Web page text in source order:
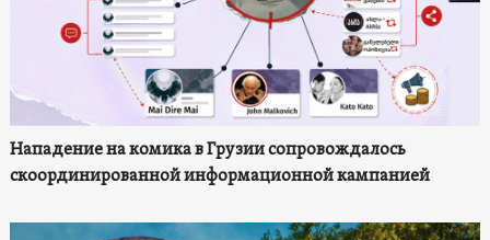
Нападение на комика в Грузии сопровождалось
скоординированной информационной кампанией